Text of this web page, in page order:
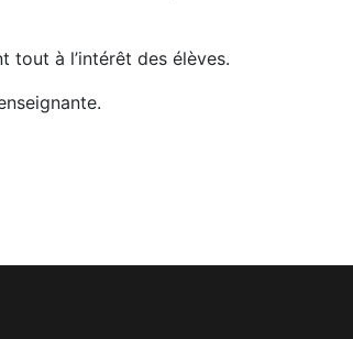
tout à l’intérêt des élèves.